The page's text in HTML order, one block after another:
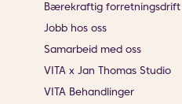
Bærekraftig forretningsdrift
Jobb hos oss
Samarbeid med oss
VITA x Jan Thomas Studio
VITA Behandlinger